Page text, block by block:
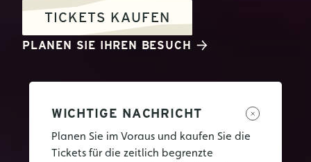
TICKETS KAUFEN
PLANEN SIE IHREN BESUCH
WICHTIGE NACHRICHT
Planen Sie im Voraus und kaufen Sie die
Tickets für die zeitlich begrenzte